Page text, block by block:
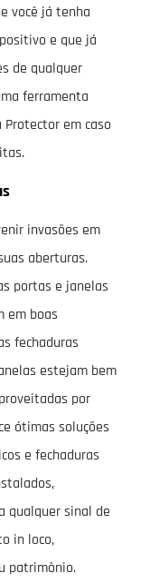
você já tenha
e que já
de qualquer
ferramenta
em caso
invasões em
aberturas.
portas e janelas
em boas
fechaduras
estejam bem
por
ótimas soluções
e fechaduras
qualquer sinal de
in loco,
patrimônio.